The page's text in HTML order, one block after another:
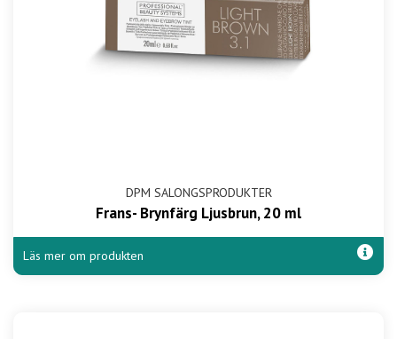
DPM SALONGSPRODUKTER
Frans- Brynfärg Ljusbrun, 20 ml
Läs mer om produkten